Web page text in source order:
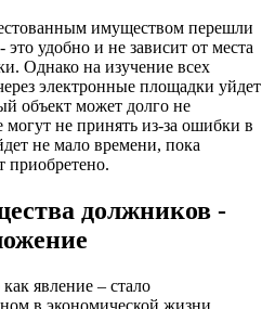
имуществом перешли
удобно и не зависит от места
Однако на изучение всех
электронные площадки уйдет
объект может долго не
могут не принять из-за ошибки в
не мало времени, пока
приобретено.
должников -
явление – стало
в экономической жизни